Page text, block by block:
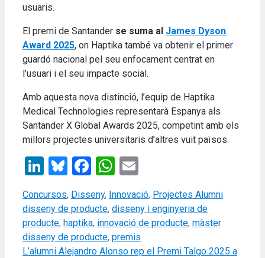
usuaris.
El premi de Santander se suma al James Dyson
Award 2025, on Haptika també va obtenir el primer
guardó nacional pel seu enfocament centrat en
l’usuari i el seu impacte social.
Amb aquesta nova distinció, l’equip de Haptika
Medical Technologies representarà Espanya als
Santander X Global Awards 2025, competint amb els
millors projectes universitaris d’altres vuit països.
LinkedIn
Bluesky
Facebook
WhatsApp
Categories
Concursos, Disseny, Innovació, Projectes AlumniTags
disseny de producte, disseny i enginyeria de
producte, haptika, innovació de producte, màster
disseny de producte, premis
L’alumni Alejandro Alonso rep el Premi Talgo 2025 a